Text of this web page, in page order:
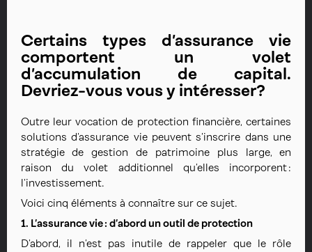
Certains types d’assurance vie
comportent un volet
d’accumulation de capital.
Devriez-vous vous y intéresser?
Outre leur vocation de protection financière, certaines
solutions d’assurance vie peuvent s’inscrire dans une
stratégie de gestion de patrimoine plus large, en
raison du volet additionnel qu’elles incorporent :
l’investissement.
Voici cinq éléments à connaître sur ce sujet.
1. L’assurance vie : d’abord un outil de protection
D’abord, il n’est pas inutile de rappeler que le rôle